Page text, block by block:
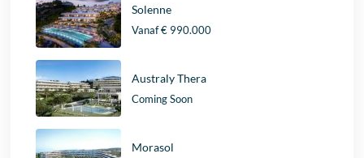
Solenne
Vanaf€ 990.000
Australy Thera
Coming Soon
Morasol